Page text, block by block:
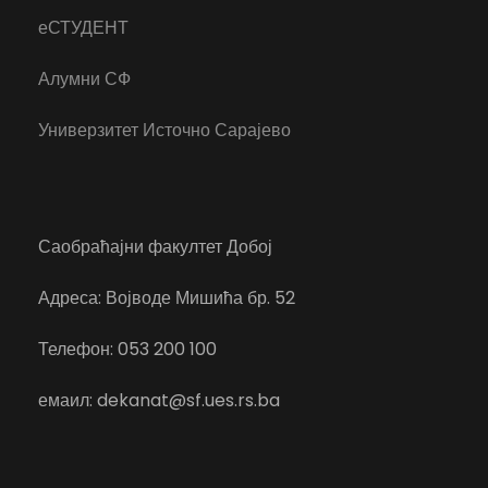
еСТУДЕНТ
Алумни СФ
Универзитет Источно Сарајево
Саобраћајни факултет Добој
Адреса: Војводе Мишића бр. 52
Телефон: 053 200 100
емаил: dekanat@sf.ues.rs.ba